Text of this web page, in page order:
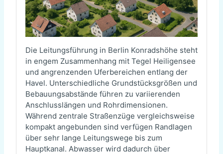
Die Leitungsführung in Berlin Konradshöhe steht
in engem Zusammenhang mit Tegel Heiligensee
und angrenzenden Uferbereichen entlang der
Havel. Unterschiedliche Grundstücksgrößen und
Bebauungsabstände führen zu variierenden
Anschlusslängen und Rohrdimensionen.
Während zentrale Straßenzüge vergleichsweise
kompakt angebunden sind verfügen Randlagen
über sehr lange Leitungswege bis zum
Hauptkanal. Abwasser wird dadurch über